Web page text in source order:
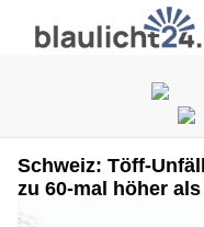
Schweiz: Töff-
zu 60-mal höher